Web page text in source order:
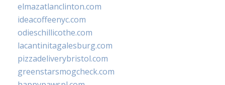
elmazatlanclinton.com
ideacoffeenyc.com
odieschillicothe.com
lacantinitagalesburg.com
pizzadeliverybristol.com
greenstarsmogcheck.com